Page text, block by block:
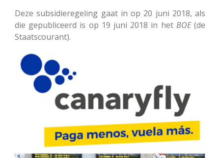
Deze subsidieregeling gaat in op 20 juni 2018, als
die gepubliceerd is op 19 juni 2018 in het BOE(de
Staatscourant).